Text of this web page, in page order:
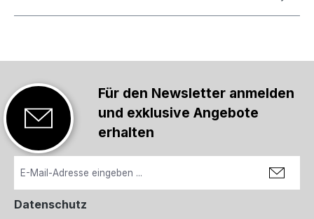
Für den Newsletter anmelden
und exklusive Angebote
erhalten
Datenschutz